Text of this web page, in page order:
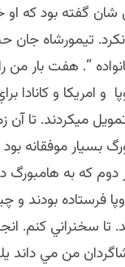
شان گفته بود كه
تيمورشاه جان
“. هفت بار
و امريكا و
ميكردند. تا
بسيار موفقانه
دوم كه به
فرستاده بودند
تا سخنراني كنم.
من مي داند